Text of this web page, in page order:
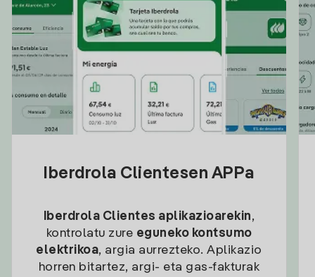
Iberdrola Clientesen APPa
Iberdrola Clientes aplikazioarekin,
kontrolatu zure eguneko kontsumo
elektrikoa, argia aurrezteko. Aplikazio
horren bitartez, argi- eta gas-fakturak